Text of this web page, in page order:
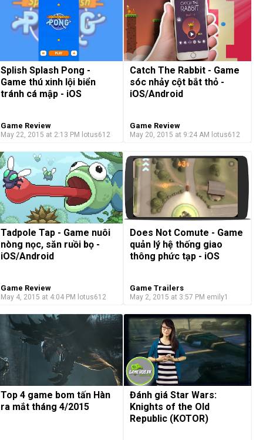
Splish Splash Pong -
Game thú xinh lội biển
tránh cá mập - iOS
Game Review
May 22, 2015 at 2:13 PM lotus612
Catch The Rabbit - Game
sóc nhảy cột bắt thỏ -
iOS/Android
Game Review
May 20, 2015 at 9:24 AM lotus612
Tadpole Tap - Game nuôi
nòng nọc, săn ruồi bọ -
iOS/Android
Game Review
May 4, 2015 at 4:04 PM lotus612
Does Not Comute - Game
quản lý hệ thống giao
thông phức tạp - iOS
Game Trailers
May 2, 2015 at 3:57 PM emily1
Top 4 game bom tấn Hàn
ra mắt tháng 4/2015
Đánh giá Star Wars:
Knights of the Old
Republic (KOTOR)